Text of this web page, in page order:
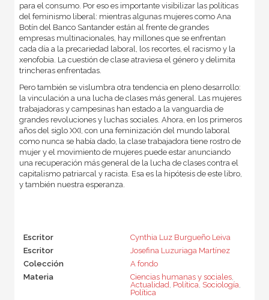
para el consumo. Por eso es importante visibilizar las políticas
del feminismo liberal: mientras algunas mujeres como Ana
Botín del Banco Santander están al frente de grandes
empresas multinacionales, hay millones que se enfrentan
cada día a la precariedad laboral, los recortes, el racismo y la
xenofobia. La cuestión de clase atraviesa el género y delimita
trincheras enfrentadas.
Pero también se vislumbra otra tendencia en pleno desarrollo:
la vinculación a una lucha de clases más general. Las mujeres
trabajadoras y campesinas han estado a la vanguardia de
grandes revoluciones y luchas sociales. Ahora, en los primeros
años del siglo XXI, con una feminización del mundo laboral
como nunca se había dado, la clase trabajadora tiene rostro de
mujer y el movimiento de mujeres puede estar anunciando
una recuperación más general de la lucha de clases contra el
capitalismo patriarcal y racista. Esa es la hipótesis de este libro,
y también nuestra esperanza.
Escritor
Cynthia Luz Burgueño Leiva
Escritor
Josefina Luzuriaga Martínez
Colección
A fondo
Materia
Ciencias humanas y sociales,
Actualidad Política Sociología
Política